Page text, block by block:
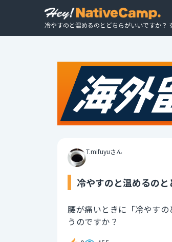
冷やすのと温めるのとどちらがいいですか？
T.mifuyuさん
冷やすのと温めるの
腰が痛いときに「冷やす
うのですか？